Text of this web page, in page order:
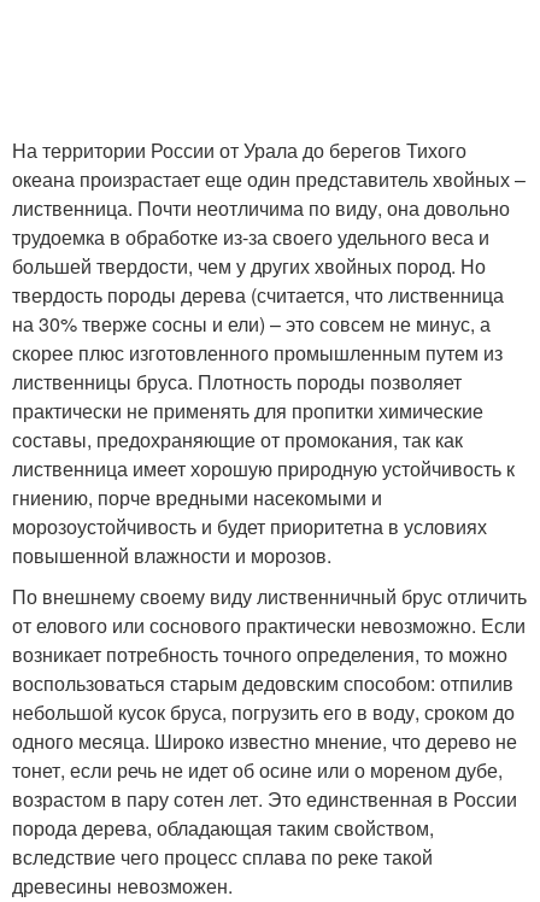
На территории России от Урала до берегов Тихого
океана произрастает еще один представитель хвойных –
лиственница. Почти неотличима по виду, она довольно
трудоемка в обработке из-за своего удельного веса и
большей твердости, чем у других хвойных пород. Но
твердость породы дерева (считается, что лиственница
на 30% тверже сосны и ели) – это совсем не минус, а
скорее плюс изготовленного промышленным путем из
лиственницы бруса. Плотность породы позволяет
практически не применять для пропитки химические
составы, предохраняющие от промокания, так как
лиственница имеет хорошую природную устойчивость к
гниению, порче вредными насекомыми и
морозоустойчивость и будет приоритетна в условиях
повышенной влажности и морозов.
По внешнему своему виду лиственничный брус отличить
от елового или соснового практически невозможно. Если
возникает потребность точного определения, то можно
воспользоваться старым дедовским способом: отпилив
небольшой кусок бруса, погрузить его в воду, сроком до
одного месяца. Широко известно мнение, что дерево не
тонет, если речь не идет об осине или о мореном дубе,
возрастом в пару сотен лет. Это единственная в России
порода дерева, обладающая таким свойством,
вследствие чего процесс сплава по реке такой
древесины невозможен.